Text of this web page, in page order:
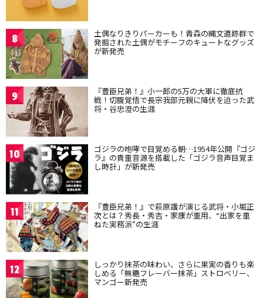
8 土偶なりきりパーカーも！青森の縄文遺跡群で
発掘された土偶がモチーフのキュートなグッズ
が新発売
9 『豊臣兄弟！』小一郎の5万の大軍に徹底抗
戦！切腹覚悟で長宗我部元親に降伏を迫った武
将・谷忠澄の生涯
10 ゴジラの咆哮で目覚める朝…1954年公開『ゴジ
ラ』の貴重音源を搭載した「ゴジラ音声目覚ま
し時計」が新発売
11 『豊臣兄弟！』で萩原護が演じる武将・小堀正
次とは？秀長・秀吉・家康が重用、“出家を重
ねた実務派”の生涯
12 しっかり抹茶の味わい、さらに果実の香りも楽
しめる「無糖フレーバー抹茶」ストロベリー、
マンゴー新発売